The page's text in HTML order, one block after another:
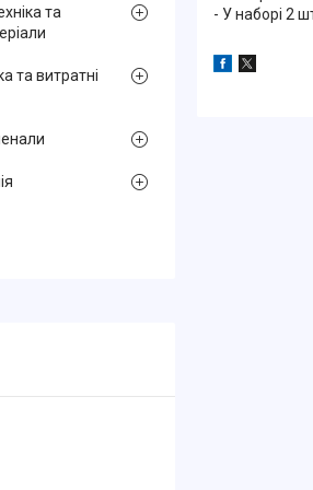
- У наборі 2
та
та витратні